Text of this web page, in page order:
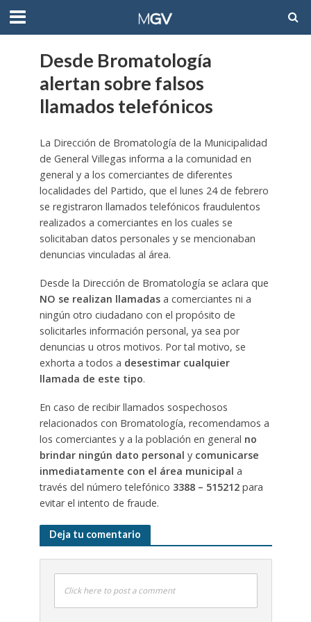
Desde Bromatología
alertan sobre falsos
llamados telefónicos
La Dirección de Bromatología de la Municipalidad
de General Villegas informa a la comunidad en
general y a los comerciantes de diferentes
localidades del Partido, que el lunes 24 de febrero
se registraron llamados telefónicos fraudulentos
realizados a comerciantes en los cuales se
solicitaban datos personales y se mencionaban
denuncias vinculadas al área.
Desde la Dirección de Bromatología se aclara que
NO se realizan llamadasa comerciantes ni a
ningún otro ciudadano con el propósito de
solicitarles información personal, ya sea por
denuncias u otros motivos. Por tal motivo, se
exhorta a todos a desestimar cualquier
llamada de este tipo.
En caso de recibir llamados sospechosos
relacionados con Bromatología, recomendamos a
los comerciantes y a la población en general no
brindar ningún dato personal y comunicarse
inmediatamente con el área municipal a
través del número telefónico 3388 – 515212para
evitar el intento de fraude.
Deja tu comentario
Click here to post a comment